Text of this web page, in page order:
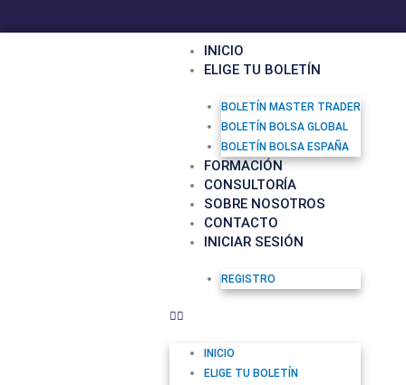
t
u
e
t
a
r
a
INICIO
ELIGE TU BOLETÍN
BOLETÍN MASTER TRADER
BOLETÍN BOLSA GLOBAL
BOLETÍN BOLSA ESPAÑA
FORMACIÓN
CONSULTORÍA
SOBRE NOSOTROS
CONTACTO
INICIAR SESIÓN
REGISTRO
INICIO
ELIGE TU BOLETÍN